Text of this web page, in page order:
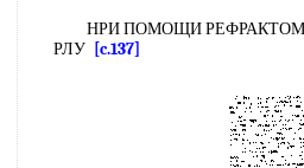
НРИ ПОМОЩИ
РЛУ [c.137]